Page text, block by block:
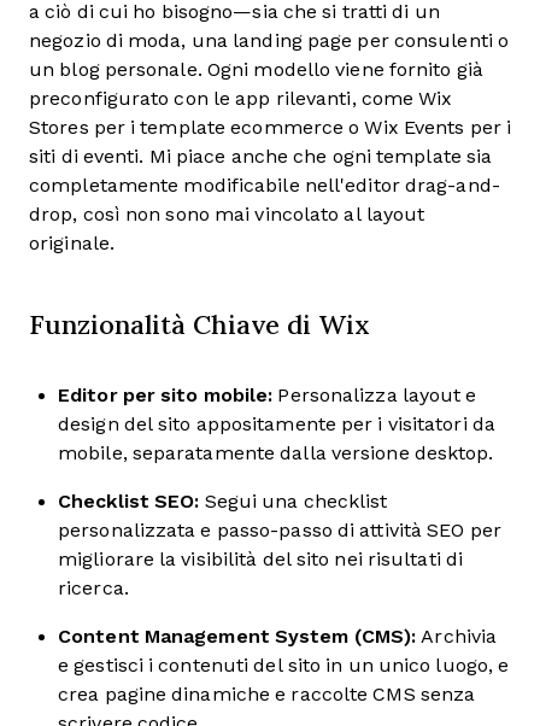
a ciò di cui ho bisogno—sia che si tratti di un
negozio di moda, una landing page per consulenti o
un blog personale. Ogni modello viene fornito già
preconfigurato con le app rilevanti, come Wix
Stores per i template ecommerce o Wix Events per i
siti di eventi. Mi piace anche che ogni template sia
completamente modificabile nell'editor drag-and-
drop, così non sono mai vincolato al layout
originale.
Funzionalità Chiave di Wix
Editor per sito mobile: Personalizza layout e
design del sito appositamente per i visitatori da
mobile, separatamente dalla versione desktop.
Checklist SEO: Segui una checklist
personalizzata e passo-passo di attività SEO per
migliorare la visibilità del sito nei risultati di
ricerca.
Content Management System (CMS): Archivia
e gestisci i contenuti del sito in un unico luogo, e
crea pagine dinamiche e raccolte CMS senza